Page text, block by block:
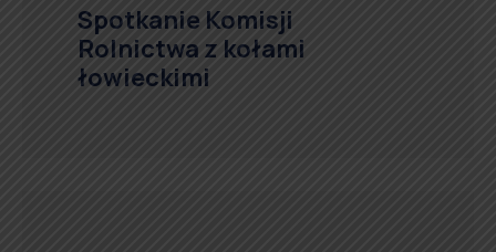
Spotkanie Komisji
Rolnictwa z kołami
łowieckimi